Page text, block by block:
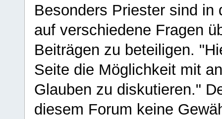
Besonders Priester sind in
auf verschiedene Fragen
Beiträgen zu beteiligen.
Seite die Möglichkeit mit
Glauben zu diskutieren."
diesem Forum keine